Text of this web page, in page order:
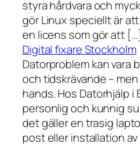
styra hårdvara och
gör Linux speciellt är
en licens som gör att […]
Digital fixare Stockholm
Datorproblem kan vara
och tidskrävande –
hands. Hos Datorhjälp i
personlig och kunnig
det gäller en trasig
post eller installation